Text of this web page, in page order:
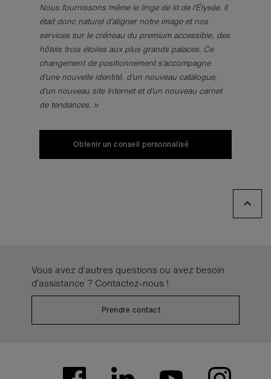
Nous fournissons même le linge de lit de l’Élysée. Il
était donc naturel d’aligner notre image et nos
services sur le créneau du premium accessible, des
hôtels trois étoiles aux plus grands palaces. Ce
changement de positionnement s’accompagne
d’une nouvelle identité, d’un nouveau catalogue,
d’un nouveau site Internet et d’un nouveau carnet
de tendances. »
Obtenir un conseil personnalisé
Vous avez d’autres questions ou avez besoin
d’assistance ? Contactez-nous !
Prendre contact